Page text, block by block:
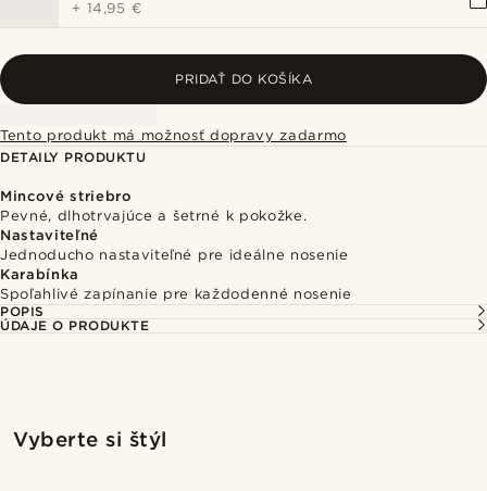
+ 14,95 €
PRIDAŤ DO KOŠÍKA
Tento produkt má možnosť dopravy zadarmo
DETAILY PRODUKTU
Mincové striebro
Pevné, dlhotrvajúce a šetrné k pokožke.
Nastaviteľné
Jednoducho nastaviteľné pre ideálne nosenie
Karabínka
Spoľahlivé zapínanie pre každodenné nosenie
POPIS
ÚDAJE O PRODUKTE
Vyberte si štýl